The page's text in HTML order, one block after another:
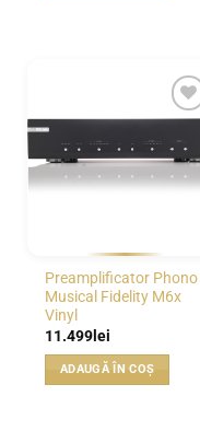
Preamplificator Phono
Musical Fidelity M6x
Vinyl
11.499lei
ADAUGĂ ÎN COȘ